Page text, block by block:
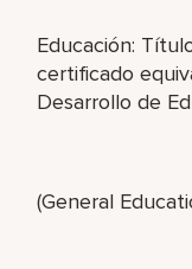
Educación:
certificado
Desarrollo de
(General